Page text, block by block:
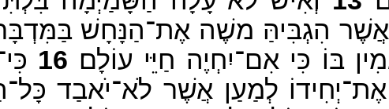
הִגְבִּיהַּ משֶׁה אֶת־הַנָּחָשׁ בַּמִּדְבָּר
בּוֹ כִּי אִם־יִחְיֶה חַיֵּי עוֹלָם׃ 16
לְמַעַן אֲשֶׁר לֹא־יֹאבַד